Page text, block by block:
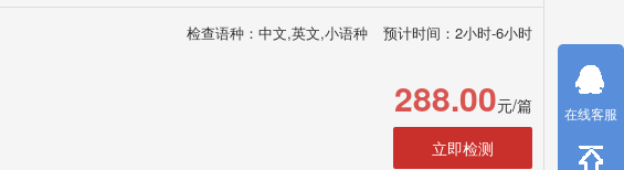
检查语种：中文,英文,小语种 预计时间：2小时-6小时
288.00元/篇
立即检测
在线客服